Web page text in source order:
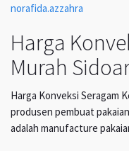
norafida.azzahra
Harga
Murah
Harga Konveksi Seragam
produsen pembuat
adalah manufacture